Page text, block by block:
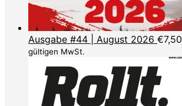
Ausgabe #44 | August 2026 €7,50
gültigen MwSt.